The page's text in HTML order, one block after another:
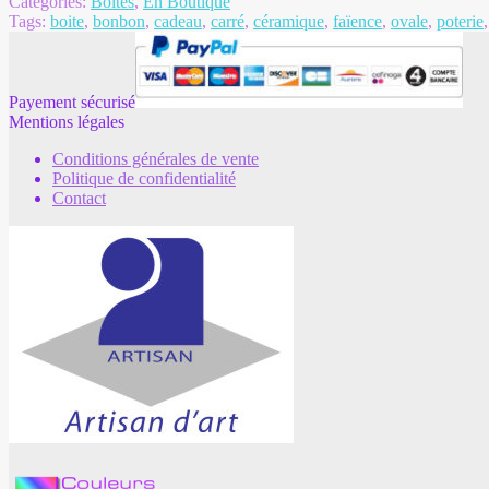
Tags: boite, bonbon, cadeau, carré, céramique, faïence, ovale, poterie,
Payement sécurisé
Mentions légales
Conditions générales de vente
Politique de confidentialité
Contact